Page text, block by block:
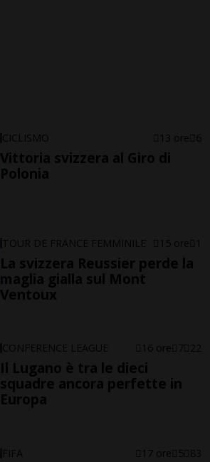
CICLISMO 13 ore 6
Vittoria svizzera al Giro di
Polonia
TOUR DE FRANCE FEMMINILE 15 ore 1
La svizzera Reussier perde la
maglia gialla sul Mont
Ventoux
CONFERENCE LEAGUE 16 ore 7 22
Il Lugano è tra le dieci
squadre ancora perfette in
Europa
FIFA 17 ore 5 83